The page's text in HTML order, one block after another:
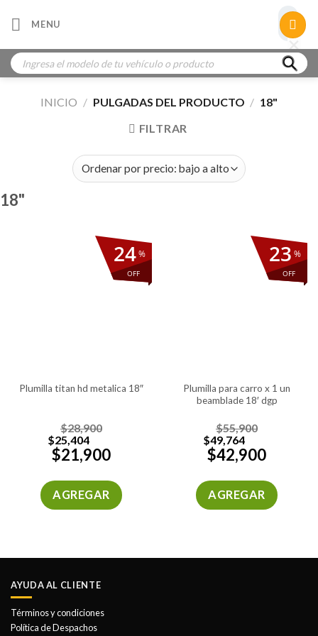
MENU
Búsqueda
de
productos
INICIO / PULGADAS DEL PRODUCTO / 18"
FILTRAR
18"
%
OFF
24
plumilla titan hd metalica 18″
$28,900
$25,404
$21,900
AGREGAR
%
OFF
23
plumilla para carro x 1 un
beamblade 18′ dgp
$55,900
$49,764
$42,900
AGREGAR
AYUDA AL CLIENTE
Términos y condiciones
Política de Despachos
×
×
×